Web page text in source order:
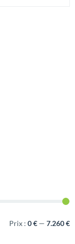
Prix : 0 € — 7.260 €